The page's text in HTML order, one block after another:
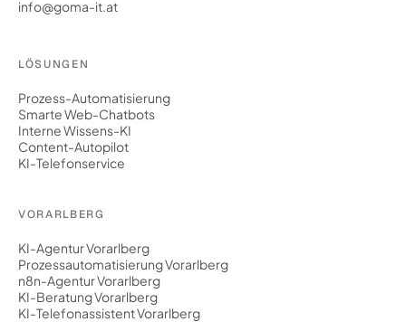
info@goma-it.at
LÖSUNGEN
Prozess-Automatisierung
Smarte Web-Chatbots
Interne Wissens-KI
Content-Autopilot
KI-Telefonservice
VORARLBERG
KI-Agentur Vorarlberg
Prozessautomatisierung Vorarlberg
n8n-Agentur Vorarlberg
KI-Beratung Vorarlberg
KI-Telefonassistent Vorarlberg